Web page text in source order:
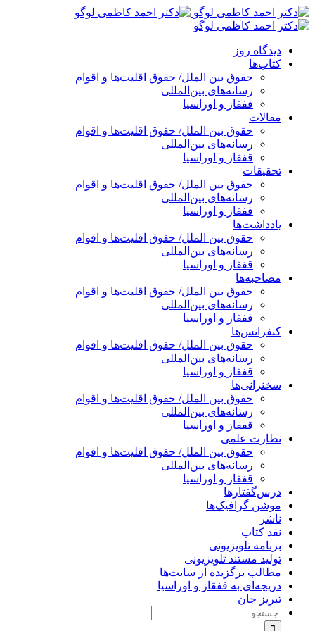
پرش
به
دیدگاه روز
کتاب‌ها
حقوق بین الملل/ حقوق اقلیت‌ها و اقوام
رسانه‌های بین‌المللی
قفقاز و اوراسیا
مقالات
حقوق بین الملل/ حقوق اقلیت‌ها و اقوام
رسانه‌های بین‌المللی
قفقاز و اوراسیا
تحقیقات
حقوق بین الملل/ حقوق اقلیت‌ها و اقوام
رسانه‌های بین‌المللی
قفقاز و اوراسیا
یادداشت‌ها
حقوق بین الملل/ حقوق اقلیت‌ها و اقوام
رسانه‌های بین‌المللی
قفقاز و اوراسیا
مصاحبه‌ها
حقوق بین الملل/ حقوق اقلیت‌ها و اقوام
رسانه‌های بین‌المللی
قفقاز و اوراسیا
کنفرانس‌ها
حقوق بین الملل/ حقوق اقلیت‌ها و اقوام
رسانه‌های بین‌المللی
قفقاز و اوراسیا
سخنرانی‌ها
حقوق بین الملل/ حقوق اقلیت‌ها و اقوام
رسانه‌های بین‌المللی
قفقاز و اوراسیا
نظارت علمی
حقوق بین الملل/ حقوق اقلیت‌ها و اقوام
رسانه‌های بین‌المللی
قفقاز و اوراسیا
درس‌گفتارها
موشن گرافیک‌ها
ناشر
نقد کتاب
برنامه‌ تلویزیونی
تولید مستند تلویزیونی
مطالب برگزیده از سایت‌ها
دریچه‌ای به قفقاز و اوراسیا
تبریزِ جان
جستجو
برای: